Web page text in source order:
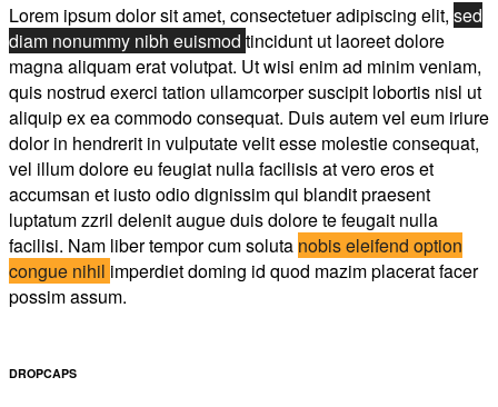
Lorem ipsum dolor sit amet, consectetuer adipiscing elit, sed
diam nonummy nibh euismod tincidunt ut laoreet dolore
magna aliquam erat volutpat. Ut wisi enim ad minim veniam,
quis nostrud exerci tation ullamcorper suscipit lobortis nisl ut
aliquip ex ea commodo consequat. Duis autem vel eum iriure
dolor in hendrerit in vulputate velit esse molestie consequat,
vel illum dolore eu feugiat nulla facilisis at vero eros et
accumsan et iusto odio dignissim qui blandit praesent
luptatum zzril delenit augue duis dolore te feugait nulla
facilisi. Nam liber tempor cum soluta nobis eleifend option
congue nihil imperdiet doming id quod mazim placerat facer
possim assum.
DROPCAPS